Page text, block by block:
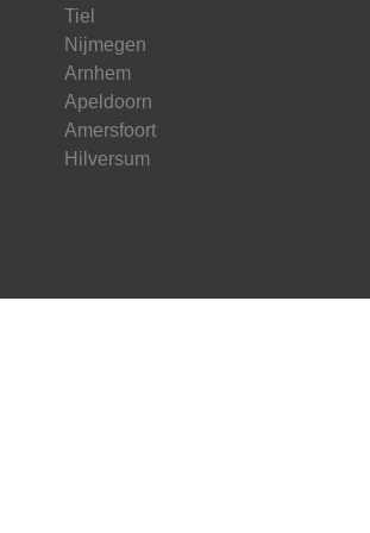
Tiel
Nijmegen
Arnhem
Apeldoorn
Amersfoort
Hilversum